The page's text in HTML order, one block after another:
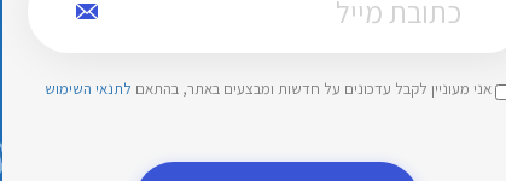
אני מעוניין לקבל עדכונים על חדשות ומבצעים באתר, בהתאם לתנאי השימוש